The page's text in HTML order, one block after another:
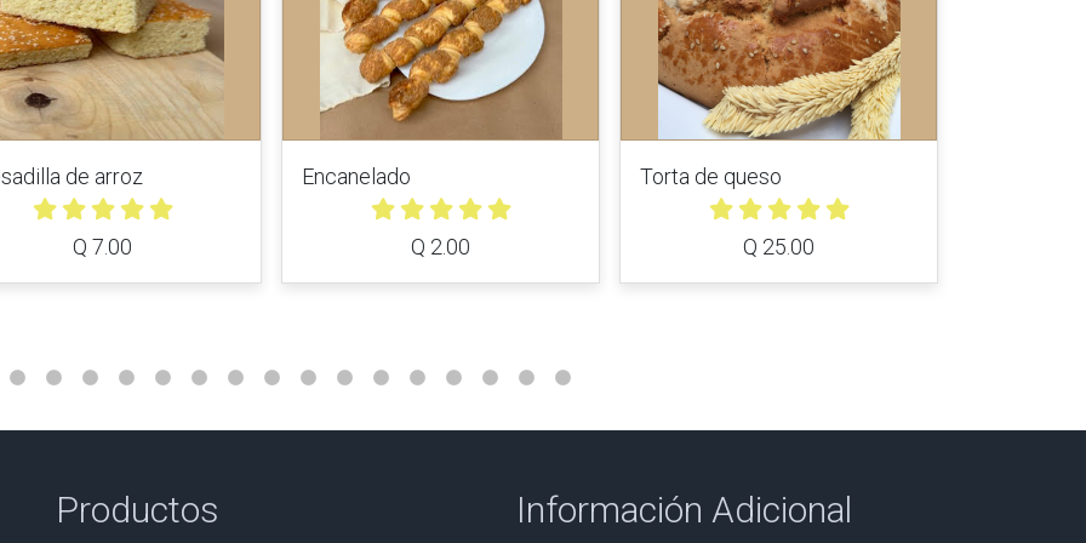
de arroz
Q 7.00
Encanelado
Q 2.00
Torta de queso
Q 25.00
Productos Información Adicional